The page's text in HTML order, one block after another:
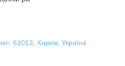
61013, Харків, Україна